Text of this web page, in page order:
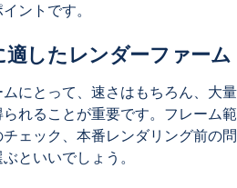
ントです。
したレンダーファーム
にとって、速さはもちろん、大
れることが重要です。フレーム
ェック、本番レンダリング前の
といいでしょう。